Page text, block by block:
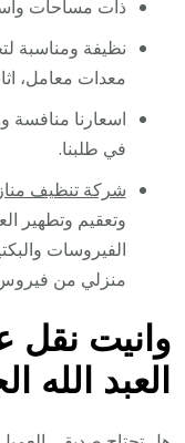
ذات مساحات
نظيفة ومناسبة
معدات معامل،
اسعارنا منافسة
في طلبنا.
شركة تنظيف
وتعقيم وتطهير
الفيروسات
منزلي من فيروس
وانيت
العبد الله